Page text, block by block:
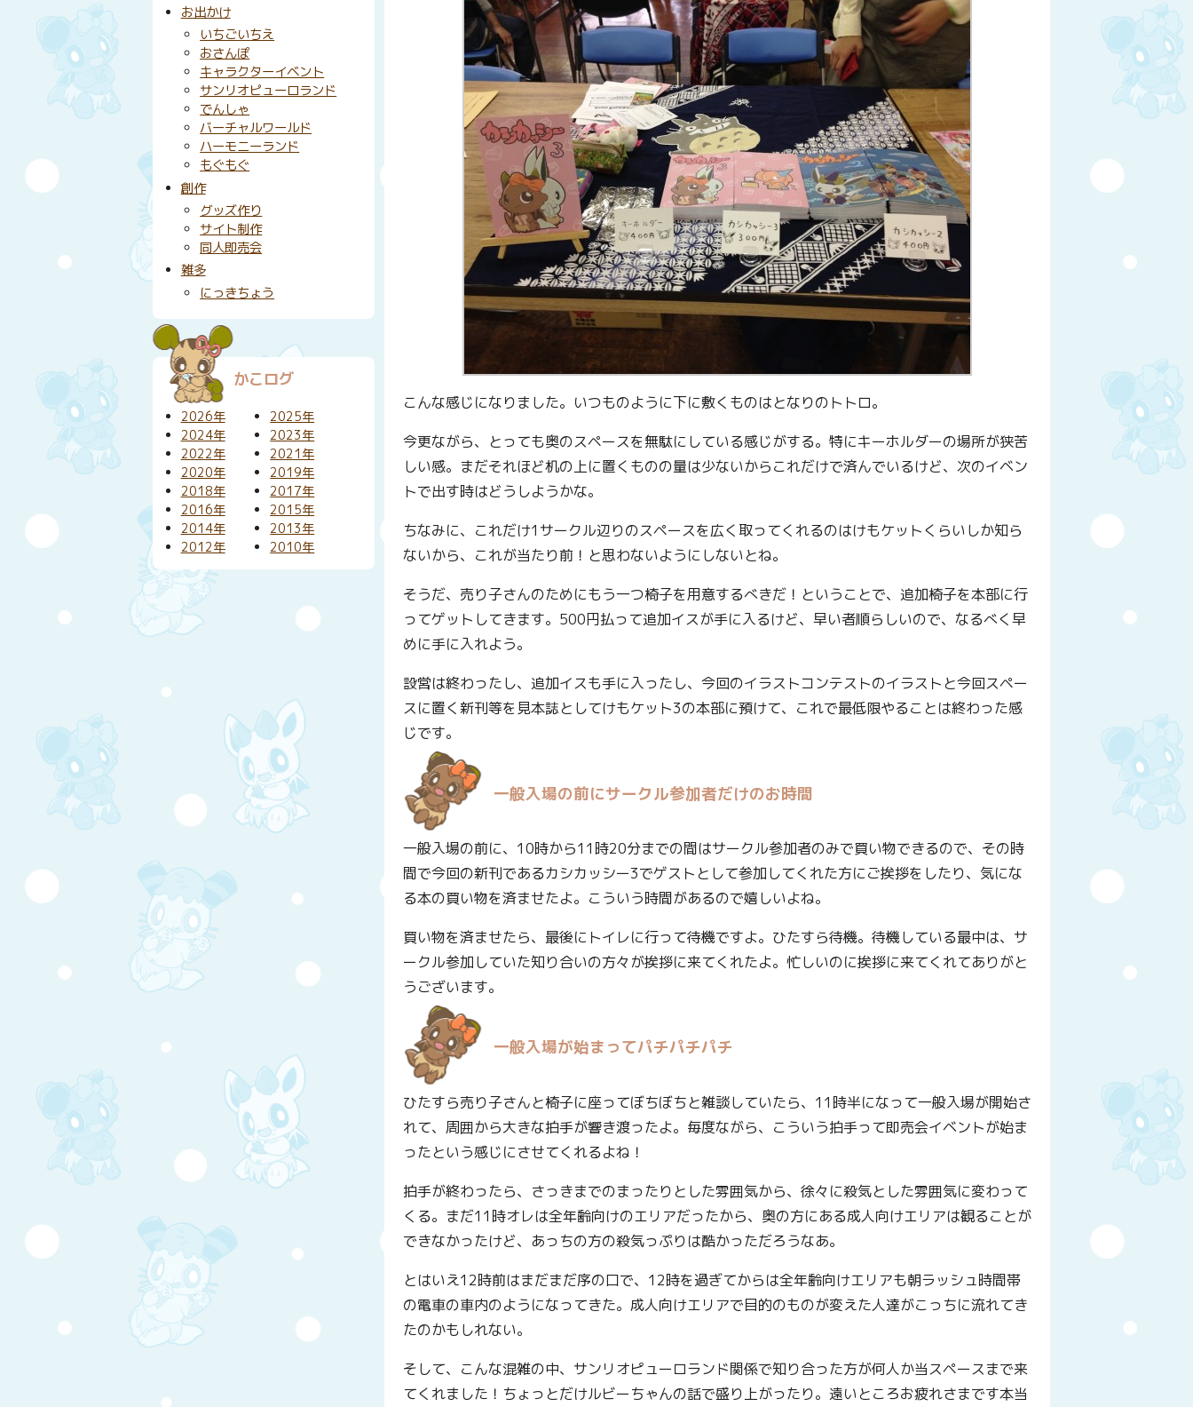
こんな感じになりました。いつものように下に敷くものはとなりのトトロ。
今更ながら、とっても奥のスペースを無駄にしている感じがする。特にキーホルダーの場所が狭苦
しい感。まだそれほど机の上に置くものの量は少ないからこれだけで済んでいるけど、次のイベン
トで出す時はどうしようかな。
ちなみに、これだけ1サークル辺りのスペースを広く取ってくれるのはけもケットくらいしか知ら
ないから、これが当たり前！と思わないようにしないとね。
そうだ、売り子さんのためにもう一つ椅子を用意するべきだ！ということで、追加椅子を本部に行
ってゲットしてきます。500円払って追加イスが手に入るけど、早い者順らしいので、なるべく早
めに手に入れよう。
設営は終わったし、追加イスも手に入ったし、今回のイラストコンテストのイラストと今回スペー
スに置く新刊等を見本誌としてけもケット3の本部に預けて、これで最低限やることは終わった感
じです。
一般入場の前にサークル参加者だけのお時間
一般入場の前に、10時から11時20分までの間はサークル参加者のみで買い物できるので、その時
間で今回の新刊であるカシカッシー3でゲストとして参加してくれた方にご挨拶をしたり、気にな
る本の買い物を済ませたよ。こういう時間があるので嬉しいよね。
買い物を済ませたら、最後にトイレに行って待機ですよ。ひたすら待機。待機している最中は、サ
ークル参加していた知り合いの方々が挨拶に来てくれたよ。忙しいのに挨拶に来てくれてありがと
うございます。
一般入場が始まってパチパチパチ
ひたすら売り子さんと椅子に座ってぼちぼちと雑談していたら、11時半になって一般入場が開始さ
れて、周囲から大きな拍手が響き渡ったよ。毎度ながら、こういう拍手って即売会イベントが始ま
ったという感じにさせてくれるよね！
拍手が終わったら、さっきまでのまったりとした雰囲気から、徐々に殺気とした雰囲気に変わって
くる。まだ11時オレは全年齢向けのエリアだったから、奥の方にある成人向けエリアは観ることが
できなかったけど、あっちの方の殺気っぷりは酷かっただろうなあ。
とはいえ12時前はまだまだ序の口で、12時を過ぎてからは全年齢向けエリアも朝ラッシュ時間帯
の電車の車内のようになってきた。成人向けエリアで目的のものが変えた人達がこっちに流れてき
たのかもしれない。
そして、こんな混雑の中、サンリオピューロランド関係で知り合った方が何人か当スペースまで来
てくれました！ちょっとだけルビーちゃんの話で盛り上がったり。遠いところお疲れさまです本当
お出かけ
いちごいちえ
おさんぽ
キャラクターイベント
サンリオピューロランド
でんしゃ
バーチャルワールド
ハーモニーランド
もぐもぐ
創作
グッズ作り
サイト制作
同人即売会
雑多
にっきちょう
かこログ
2026年
2025年
2024年
2023年
2022年
2021年
2020年
2019年
2018年
2017年
2016年
2015年
2014年
2013年
2012年
2010年